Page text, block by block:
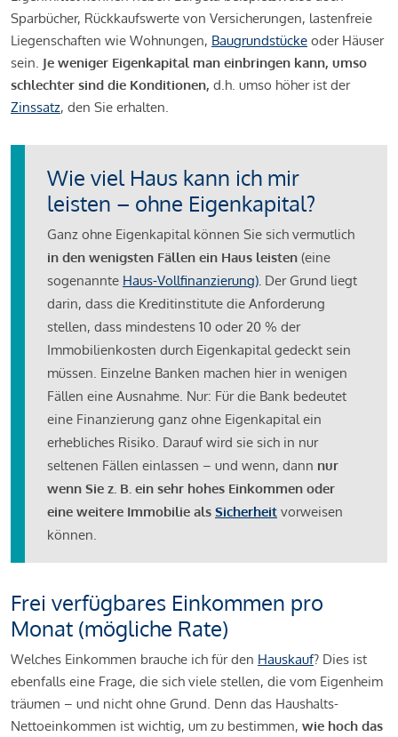
Sparbücher, Rückkaufswerte von Versicherungen, lastenfreie
Liegenschaften wie Wohnungen, Baugrundstücke oder Häuser
sein. Je weniger Eigenkapital man einbringen kann, umso
schlechter sind die Konditionen, d.h. umso höher ist der
Zinssatz, den Sie erhalten.
Wie viel Haus kann ich mir
leisten – ohne Eigenkapital?
Ganz ohne Eigenkapital können Sie sich vermutlich
in den wenigsten Fällen ein Haus leisten (eine
sogenannte Haus-Vollfinanzierung). Der Grund liegt
darin, dass die Kreditinstitute die Anforderung
stellen, dass mindestens 10 oder 20 % der
Immobilienkosten durch Eigenkapital gedeckt sein
müssen. Einzelne Banken machen hier in wenigen
Fällen eine Ausnahme. Nur: Für die Bank bedeutet
eine Finanzierung ganz ohne Eigenkapital ein
erhebliches Risiko. Darauf wird sie sich in nur
seltenen Fällen einlassen – und wenn, dann nur
wenn Sie z. B. ein sehr hohes Einkommen oder
eine weitere Immobilie als Sicherheit vorweisen
können.
Frei verfügbares Einkommen pro
Monat (mögliche Rate)
Welches Einkommen brauche ich für den Hauskauf? Dies ist
ebenfalls eine Frage, die sich viele stellen, die vom Eigenheim
träumen – und nicht ohne Grund. Denn das Haushalts-
Nettoeinkommen ist wichtig, um zu bestimmen, wie hoch das